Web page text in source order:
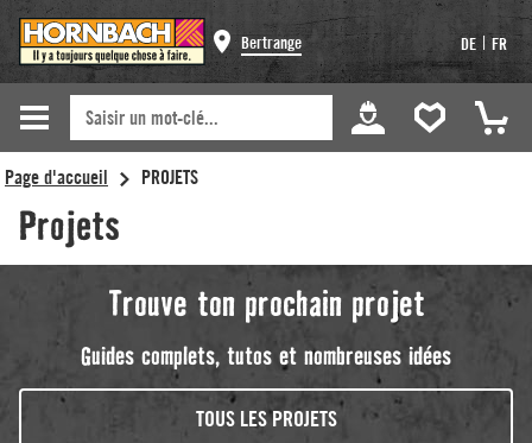
Bertrange DE FR